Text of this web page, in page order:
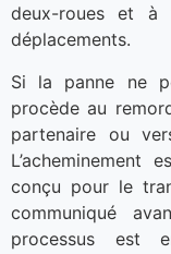
deux-roues et à
déplacements.
Si la panne ne
procède au
partenaire ou
L’acheminement
conçu pour le
communiqué
processus est